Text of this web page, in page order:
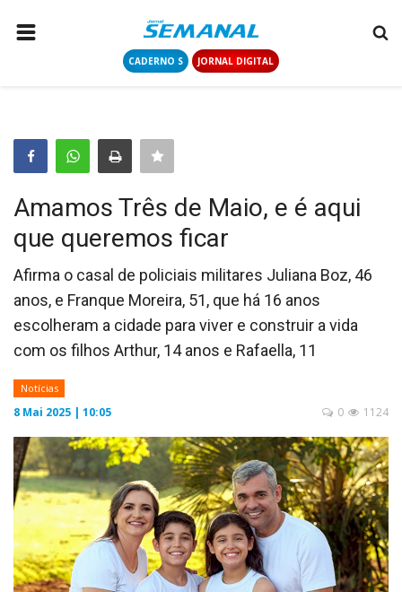
CADERNO S JORNAL DIGITAL
COLUNISTAS
CONTATO
LOGIN
CADASTRAR
CADERNO S
JORNAL DIGITAL
Amamos Três de Maio, e é aqui
que queremos ficar
Afirma o casal de policiais militares Juliana Boz, 46
anos, e Franque Moreira, 51, que há 16 anos
escolheram a cidade para viver e construir a vida
com os filhos Arthur, 14 anos e Rafaella, 11
Notícias
8 Mai 2025 | 10:05 1124
0